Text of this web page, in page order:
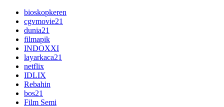
bioskopkeren
cgvmovie21
dunia21
filmapik
INDOXXI
layarkaca21
netflix
IDLIX
Rebahin
bos21
Film Semi